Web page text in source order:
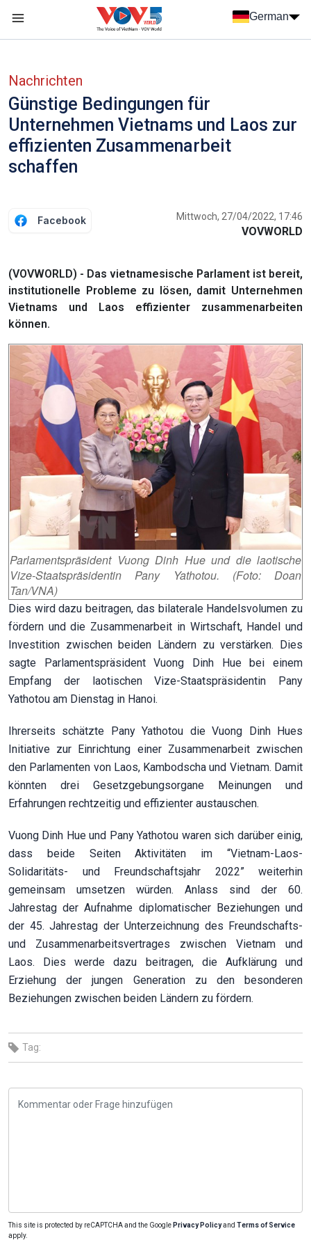
German
Nachrichten
Günstige Bedingungen für
Unternehmen Vietnams und Laos zur
effizienten Zusammenarbeit
schaffen
Facebook Mittwoch, 27/04/2022, 17:46
VOVWORLD
(VOVWORLD) - Das vietnamesische Parlament ist bereit,
institutionelle Probleme zu lösen, damit Unternehmen
Vietnams und Laos effizienter zusammenarbeiten
können.
Parlamentspräsident Vuong Dinh Hue und die laotische
Vize-Staatspräsidentin Pany Yathotou. (Foto: Doan
Tan/VNA)
Dies wird dazu beitragen, das bilaterale Handelsvolumen zu
fördern und die Zusammenarbeit in Wirtschaft, Handel und
Investition zwischen beiden Ländern zu verstärken. Dies
sagte Parlamentspräsident Vuong Dinh Hue bei einem
Empfang der laotischen Vize-Staatspräsidentin Pany
Yathotou am Dienstag in Hanoi.
Ihrerseits schätzte Pany Yathotou die Vuong Dinh Hues
Initiative zur Einrichtung einer Zusammenarbeit zwischen
den Parlamenten von Laos, Kambodscha und Vietnam. Damit
könnten drei Gesetzgebungsorgane Meinungen und
Erfahrungen rechtzeitig und effizienter austauschen.
Vuong Dinh Hue und Pany Yathotou waren sich darüber einig,
dass beide Seiten Aktivitäten im “Vietnam-Laos-
Solidaritäts- und Freundschaftsjahr 2022” weiterhin
gemeinsam umsetzen würden. Anlass sind der 60.
Jahrestag der Aufnahme diplomatischer Beziehungen und
der 45. Jahrestag der Unterzeichnung des Freundschafts-
und Zusammenarbeitsvertrages zwischen Vietnam und
Laos. Dies werde dazu beitragen, die Aufklärung und
Erziehung der jungen Generation zu den besonderen
Beziehungen zwischen beiden Ländern zu fördern.
Tag:
This site is protected by reCAPTCHA and the Google Privacy Policyand Terms of Service
apply.